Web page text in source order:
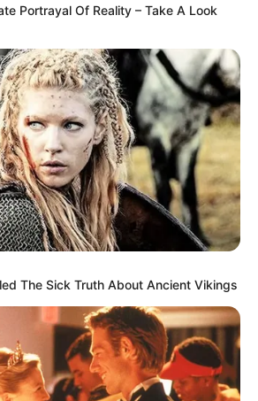
Portrayal Of Reality – Take A Look
The Sick Truth About Ancient Vikings